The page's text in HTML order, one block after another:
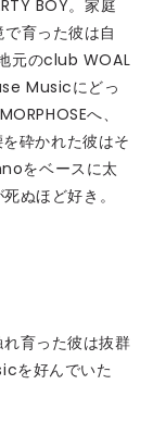
BOY。家庭
育った彼は自
元のclub WOAL
Musicにどっ
へ、
砕かれた彼はそ
をベースに太
ぬほど好き。
育った彼は抜群
を好んでいた